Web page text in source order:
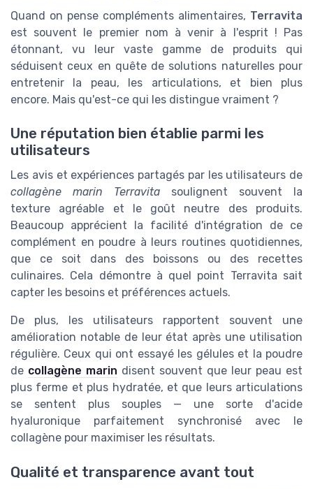
Quand on pense compléments alimentaires, Terravita
est souvent le premier nom à venir à l'esprit ! Pas
étonnant, vu leur vaste gamme de produits qui
séduisent ceux en quête de solutions naturelles pour
entretenir la peau, les articulations, et bien plus
encore. Mais qu'est-ce qui les distingue vraiment ?
Une réputation bien établie parmi les
utilisateurs
Les avis et expériences partagés par les utilisateurs de
collagène marin Terravita soulignent souvent la
texture agréable et le goût neutre des produits.
Beaucoup apprécient la facilité d'intégration de ce
complément en poudre à leurs routines quotidiennes,
que ce soit dans des boissons ou des recettes
culinaires. Cela démontre à quel point Terravita sait
capter les besoins et préférences actuels.
De plus, les utilisateurs rapportent souvent une
amélioration notable de leur état après une utilisation
régulière. Ceux qui ont essayé les gélules et la poudre
de collagène marin disent souvent que leur peau est
plus ferme et plus hydratée, et que leurs articulations
se sentent plus souples — une sorte d'acide
hyaluronique parfaitement synchronisé avec le
collagène pour maximiser les résultats.
Qualité et transparence avant tout